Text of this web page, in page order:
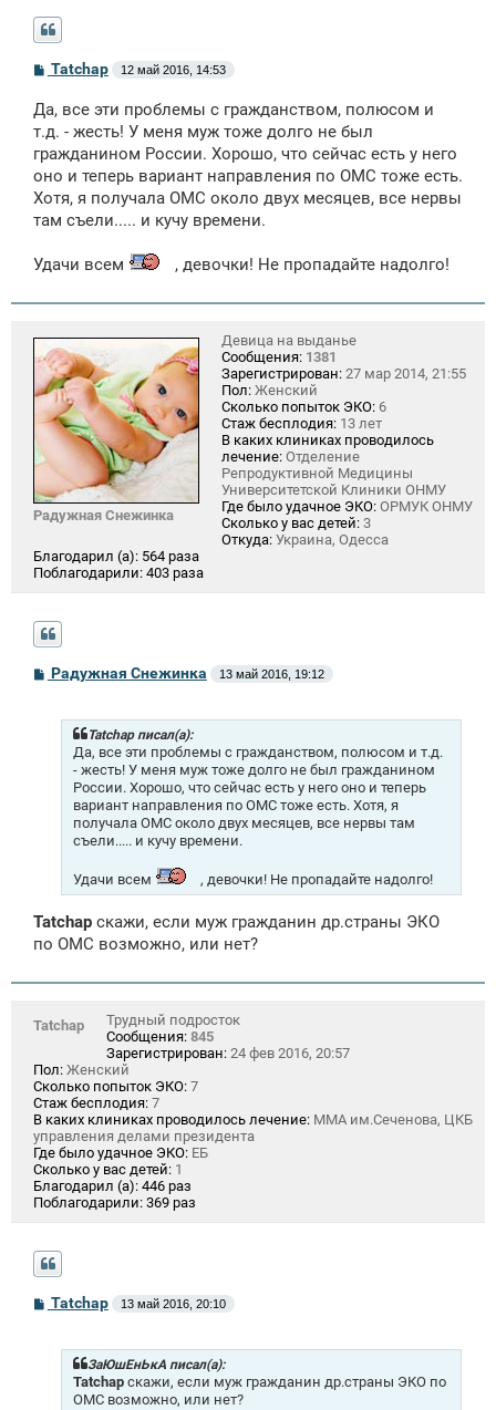
С
б
щ
е
н
и
Tatchap 12 май 2016, 14:53
Да, все эти проблемы с гражданством, полюсом и
т.д. - жесть! У меня муж тоже долго не был
гражданином России. Хорошо, что сейчас есть у него
оно и теперь вариант направления по ОМС тоже есть.
Хотя, я получала ОМС около двух месяцев, все нервы
там съели..... и кучу времени.
Удачи всем , девочки! Не пропадайте надолго!
Радужная Снежинка
Девица на выданье
Сообщения: 1381
Зарегистрирован: 27 мар 2014, 21:55
Пол: Женский
Сколько попыток ЭКО: 6
Стаж бесплодия: 13 лет
В каких клиниках проводилось
лечение: Отделение
Репродуктивной Медицины
Университетской Клиники ОНМУ
Где было удачное ЭКО: ОРМУК ОНМУ
Сколько у вас детей: 3
Откуда: Украина, Одесса
Благодарил (а): 564 раза
Поблагодарили: 403 раза
СРадужная Снежинка 13 май 2016, 19:12
Tatchap писал(а):
Да, все эти проблемы с гражданством, полюсом и т.д.
- жесть! У меня муж тоже долго не был гражданином
России. Хорошо, что сейчас есть у него оно и теперь
вариант направления по ОМС тоже есть. Хотя, я
получала ОМС около двух месяцев, все нервы там
съели..... и кучу времени.
Удачи всем , девочки! Не пропадайте надолго!
Tatchap скажи, если муж гражданин др.страны ЭКО
по ОМС возможно, или нет?
Tatchap
Трудный подросток
Сообщения: 845
Зарегистрирован: 24 фев 2016, 20:57
Пол: Женский
Сколько попыток ЭКО: 7
Стаж бесплодия: 7
В каких клиниках проводилось лечение: ММА им.Сеченова, ЦКБ
управления делами президента
Где было удачное ЭКО: ЕБ
Сколько у вас детей: 1
Благодарил (а): 446 раз
Поблагодарили: 369 раз
СTatchap 13 май 2016, 20:10
ЗаЮшЕнЬкА писал(а):
Tatchap скажи, если муж гражданин др.страны ЭКО по
ОМС возможно, или нет?